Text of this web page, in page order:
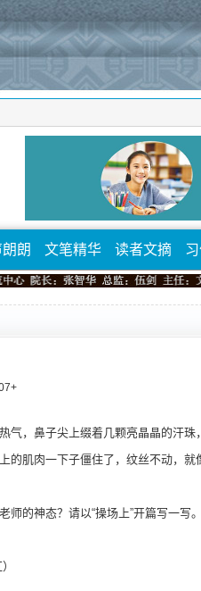
朗 文笔精华 读者文摘
+
气，鼻子尖上缀着几颗亮晶晶的汗
的肌肉一下子僵住了，纹丝不动，就
师的神态？请以“操场上”开篇写一